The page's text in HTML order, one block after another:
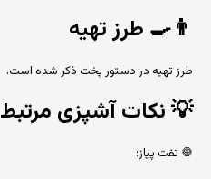
👨‍🍳 طرز تهیه
طرز تهیه در دستور پخت ذکر شده است.
💡نکات آشپزی مرتبط
🧅 تفت پیاز: